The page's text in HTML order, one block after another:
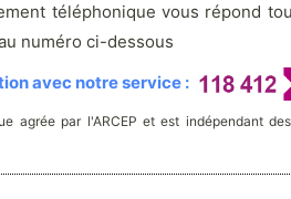
téléphonique vous répond
numéro ci-dessous
avec notre service :
agrée par l'ARCEP et est indépendant